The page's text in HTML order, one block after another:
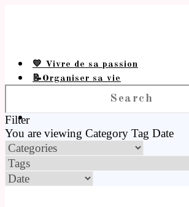
💛 Vivre de sa passion
📝Organiser sa vie
Filter
You are viewing Category Tag Date